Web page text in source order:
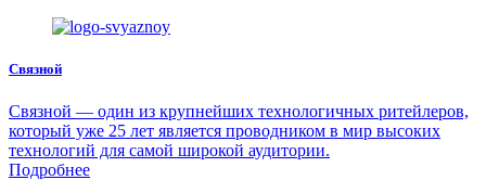
Связной
Связной — один из крупнейших технологичных ритейлеров,
который уже 25 лет является проводником в мир высоких
технологий для самой широкой аудитории.
Подробнее